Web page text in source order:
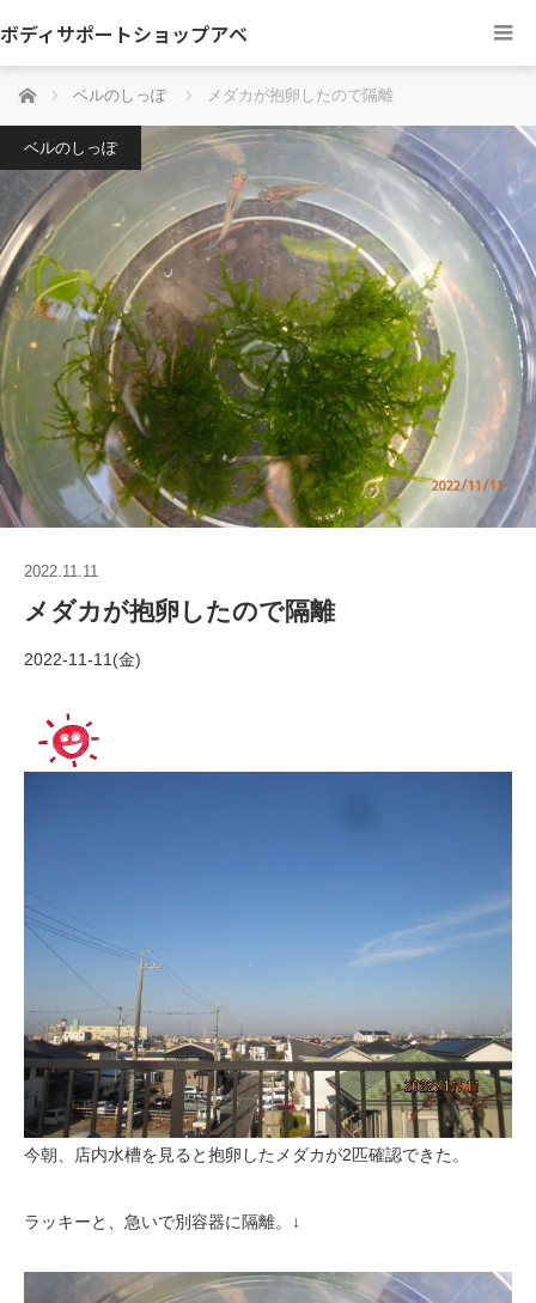
ボディサポートショップアベ
ホーム ベルのしっぽ メダカが抱卵したので隔離
ベルのしっぽ
2022.11.11
メダカが抱卵したので隔離
2022-11-11(金)
今朝、店内水槽を見ると抱卵したメダカが2匹確認できた。
ラッキーと、急いで別容器に隔離。↓